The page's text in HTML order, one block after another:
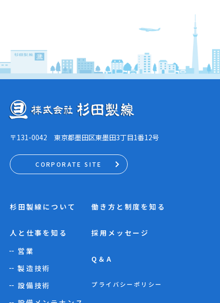
〒131-0042 東京都墨田区東墨田3丁目1番12号
杉田製線について
人と仕事を知る
営業
製造技術
設備技術
働き方と制度を知る
採用メッセージ
Q＆A
プライバシーポリシー